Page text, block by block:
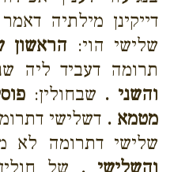
דייקינן מילתיה
שלישי הוי: הראשון
תרומה דעביד ליה
והשני . שבחולין:
מטמא . דשלישי
שלישי דתרומה לא